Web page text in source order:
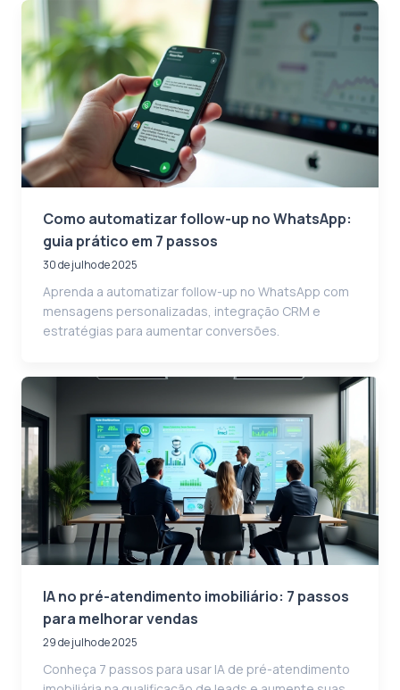
Como automatizar follow-up no WhatsApp:
guia prático em 7 passos
30 de julho de 2025
Aprenda a automatizar follow-up no WhatsApp com
mensagens personalizadas, integração CRM e
estratégias para aumentar conversões.
IA no pré-atendimento imobiliário: 7 passos
para melhorar vendas
29 de julho de 2025
Conheça 7 passos para usar IA de pré-atendimento